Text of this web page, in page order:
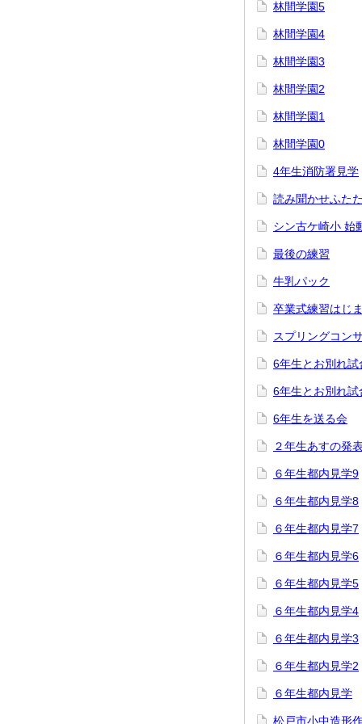
林間学園5
林間学園4
林間学園3
林間学園2
林間学園1
林間学園0
4年生消防署見学
読み聞かせふた
シン古ケ崎小 始
最後の練習
牛乳パック
卒業式練習はじ
スプリングコン
6年生とお別れ試
6年生とお別れ試
6年生を送る会
２年生あすの発
６年生都内見学9
６年生都内見学8
６年生都内見学7
６年生都内見学6
６年生都内見学5
６年生都内見学4
６年生都内見学3
６年生都内見学2
６年生都内見学
松戸市小中造形